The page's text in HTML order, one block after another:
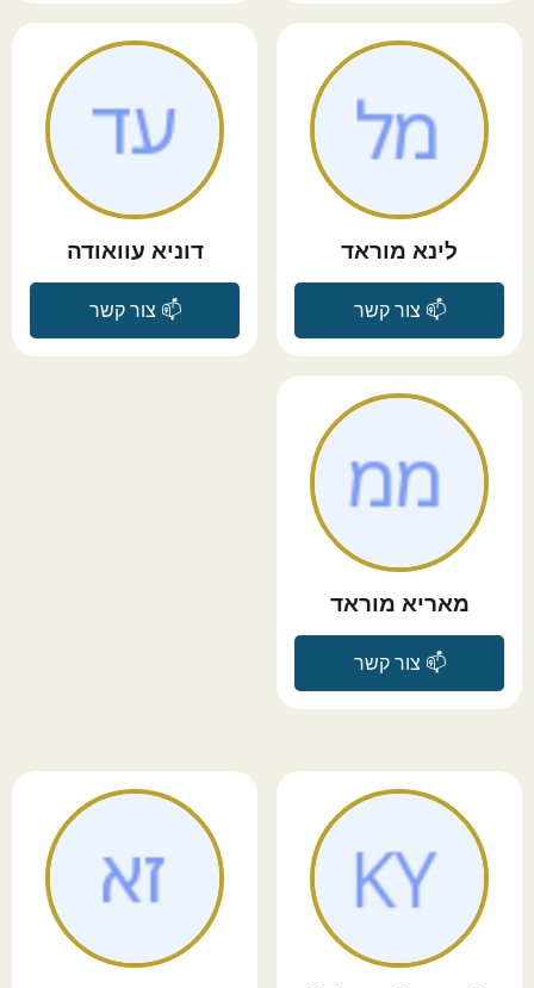
לינא מוראד
📫 צור קשר
דוניא עוואודה
📫 צור קשר
מאריא מוראד
📫 צור קשר